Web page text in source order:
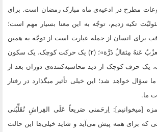
مطرح در ادعیه‌ى ماه مبارک رمضان است. براى
تکیه زدیم، توجّه به این معنا بسیار مهم است؛
براى انسان از جمله عبارت است از توجّه به همین
عوالم. اینکه بدانیم «لایَعزُبُ عَنهُ مِثقالُ ذَرَّة»؛ (۲) یک حرکت کوچک، یک سکون
یک حرف کوچک از دید محاسبه‌کننده‌ى دوران بعد از
سؤال خواهد شد؛ این خیلى تأثیر میگذارد در رفتار
ما.
[میخوانیم‌]: اِرحَمنى صَریعاً عَلَى الفِراشِ تُقَلِّبُنى
این حالتى که براى همه پیش مى‌آید و شاید خیلى‌ها این حالت